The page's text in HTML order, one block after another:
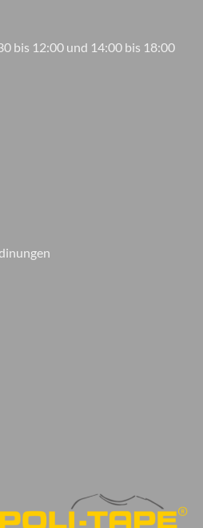
bis 12:00 und 14:00 bis 18:00